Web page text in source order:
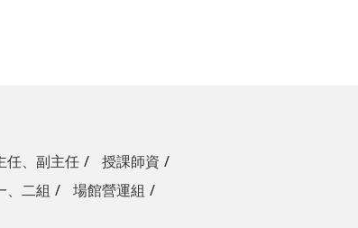
任、副主任
授課師資
、二組
場館營運組